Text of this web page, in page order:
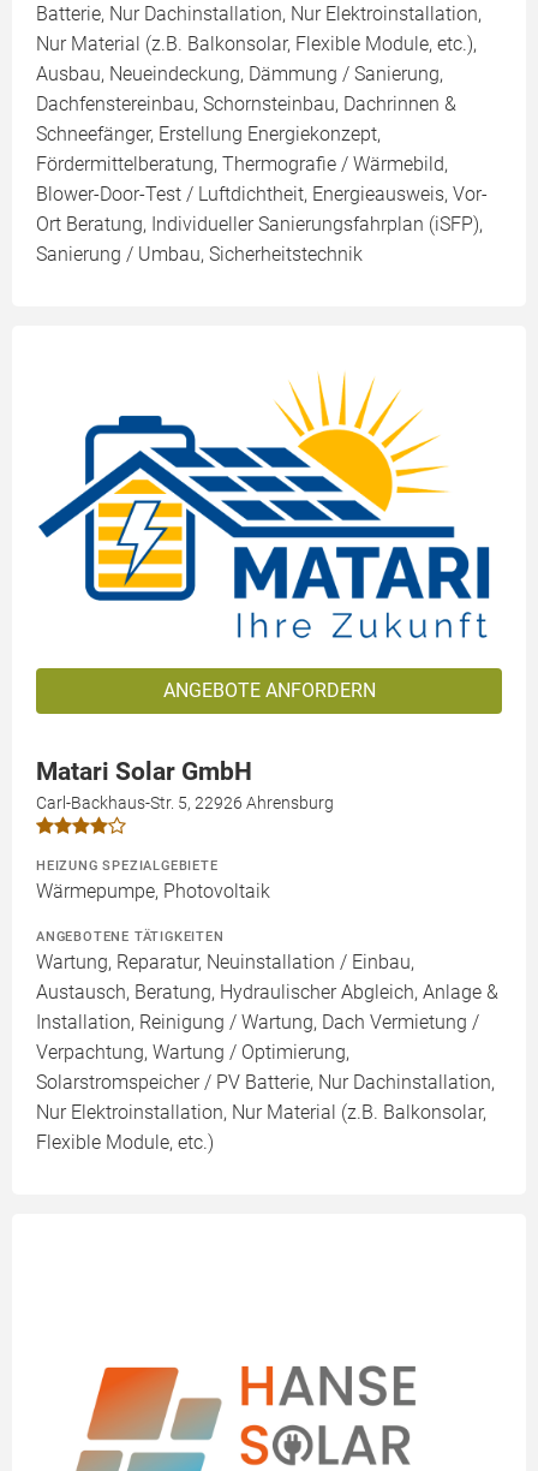
Batterie, Nur Dachinstallation, Nur Elektroinstallation,
Nur Material (z.B. Balkonsolar, Flexible Module, etc.),
Ausbau, Neueindeckung, Dämmung / Sanierung,
Dachfenstereinbau, Schornsteinbau, Dachrinnen &
Schneefänger, Erstellung Energiekonzept,
Fördermittelberatung, Thermografie / Wärmebild,
Blower-Door-Test / Luftdichtheit, Energieausweis, Vor-
Ort Beratung, Individueller Sanierungsfahrplan (iSFP),
Sanierung / Umbau, Sicherheitstechnik
ANGEBOTE ANFORDERN
Matari Solar GmbH
Carl-Backhaus-Str. 5, 22926 Ahrensburg
HEIZUNG SPEZIALGEBIETE
Wärmepumpe, Photovoltaik
ANGEBOTENE TÄTIGKEITEN
Wartung, Reparatur, Neuinstallation / Einbau,
Austausch, Beratung, Hydraulischer Abgleich, Anlage &
Installation, Reinigung / Wartung, Dach Vermietung /
Verpachtung, Wartung / Optimierung,
Solarstromspeicher / PV Batterie, Nur Dachinstallation,
Nur Elektroinstallation, Nur Material (z.B. Balkonsolar,
Flexible Module, etc.)